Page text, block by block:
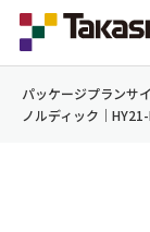
パッケージプランサ
ノルディック｜